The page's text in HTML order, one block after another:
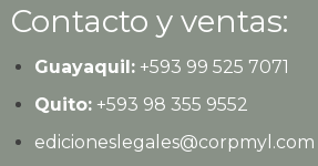
Contacto y ventas:
Guayaquil:+593 99 525 7071
Quito:+593 98 355 9552
edicioneslegales@corpmyl.com